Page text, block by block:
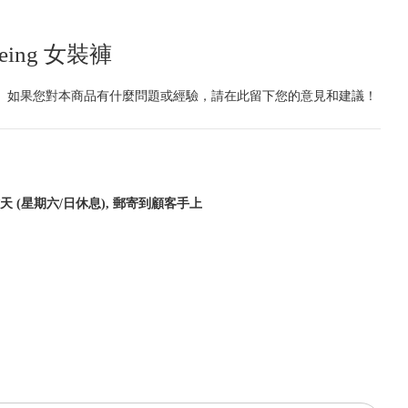
女裝褲
如果您對本商品有什麼問題或經驗，請在此留下您的意見和建議！
(星期六/日休息), 郵寄到顧客手上